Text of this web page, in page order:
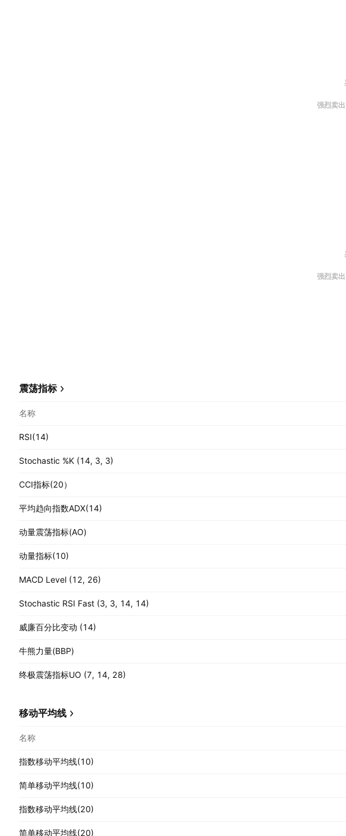
强烈卖出
强烈卖出
震荡指标
名称
RSI(14)
Stochastic %K (14, 3, 3)
CCI指标(20）
平均趋向指数ADX(14)
动量震荡指标(AO)
动量指标(10)
MACD Level (12, 26)
Stochastic RSI Fast (3, 3, 14, 14)
威廉百分比变动 (14)
牛熊力量(BBP)
终极震荡指标UO (7, 14, 28)
移动平均线
名称
指数移动平均线(10)
简单移动平均线(10)
指数移动平均线(20)
简单移动平均线(20)